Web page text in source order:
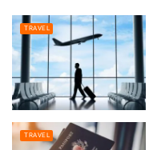
TRAVEL
TRAVEL